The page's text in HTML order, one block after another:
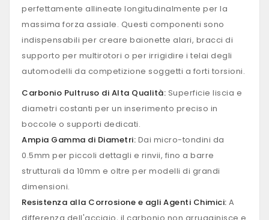
perfettamente allineate longitudinalmente per la
massima forza assiale. Questi componenti sono
indispensabili per creare baionette alari, bracci di
supporto per multirotori o per irrigidire i telai degli
automodelli da competizione soggetti a forti torsioni.
Carbonio Pultruso di Alta Qualità: Superficie liscia e
diametri costanti per un inserimento preciso in
boccole o supporti dedicati.
Ampia Gamma di Diametri: Dai micro-tondini da
0.5mm per piccoli dettagli e rinvii, fino a barre
strutturali da 10mm e oltre per modelli di grandi
dimensioni.
Resistenza alla Corrosione e agli Agenti Chimici: A